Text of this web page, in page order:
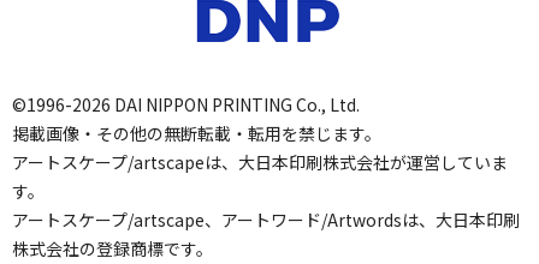
©1996-2026 DAI NIPPON PRINTING Co., Ltd.
掲載画像・その他の無断転載・転用を禁じます。
アートスケープ/artscapeは、大日本印刷株式会社が運営していま
す。
アートスケープ/artscape、アートワード/Artwordsは、大日本印刷
株式会社の登録商標です。